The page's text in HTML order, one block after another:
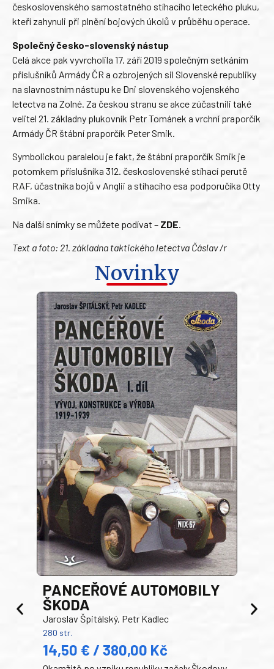
československého samostatného stíhacího leteckého pluku,
kteří zahynuli při plnění bojových úkolů v průběhu operace.
Společný česko-slovenský nástup
Celá akce pak vyvrcholila 17. září 2019 společným setkáním
příslušníků Armády ČR a ozbrojených sil Slovenské republiky
na slavnostním nástupu ke Dni slovenského vojenského
letectva na Zolné. Za českou stranu se akce zúčastnili také
velitel 21. základny plukovník Petr Tománek a vrchní praporčík
Armády ČR štábní praporčík Peter Smik.
Symbolickou paralelou je fakt, že štábní praporčík Smik je
potomkem příslušníka 312. československé stíhací perutě
RAF, účastníka bojů v Anglii a stíhacího esa podporučíka Otty
Smika.
Na další snímky se můžete podívat – ZDE
Text a foto: 21. základna taktického letectva Čáslav /r
Novinky
PANCEŘOVÉ AUTOMOBILY
ŠKODA
Jaroslav Špitálský, Petr Kadlec
280 str.
14,50 € / 380,00 Kč